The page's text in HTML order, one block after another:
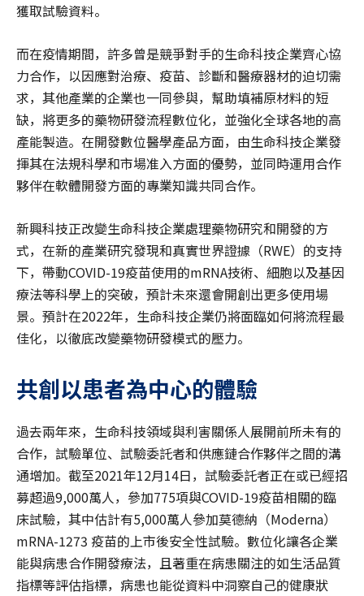
獲取試驗資料。
而在疫情期間，許多曾是競爭對手的生命科技企業齊心協
力合作，以因應對治療、疫苗、診斷和醫療器材的迫切需
求，其他產業的企業也一同參與，幫助填補原材料的短
缺，將更多的藥物研發流程數位化，並強化全球各地的高
產能製造。在開發數位醫學產品方面，由生命科技企業發
揮其在法規科學和市場准入方面的優勢，並同時運用合作
夥伴在軟體開發方面的專業知識共同合作。
新興科技正改變生命科技企業處理藥物研究和開發的方
式，在新的產業研究發現和真實世界證據（RWE）的支持
下，帶動COVID-19疫苗使用的mRNA技術、細胞以及基因
療法等科學上的突破，預計未來還會開創出更多使用場
景。預計在2022年，生命科技企業仍將面臨如何將流程最
佳化，以徹底改變藥物研發模式的壓力。
共創以患者為中心的體驗
過去兩年來，生命科技領域與利害關係人展開前所未有的
合作，試驗單位、試驗委託者和供應鏈合作夥伴之間的溝
通增加。截至2021年12月14日，試驗委託者正在或已經招
募超過9,000萬人，參加775項與COVID-19疫苗相關的臨
床試驗，其中估計有5,000萬人參加莫德納（Moderna）
mRNA-1273 疫苗的上市後安全性試驗。數位化讓各企業
能與病患合作開發療法，且著重在病患關注的如生活品質
指標等評估指標，病患也能從資料中洞察自己的健康狀